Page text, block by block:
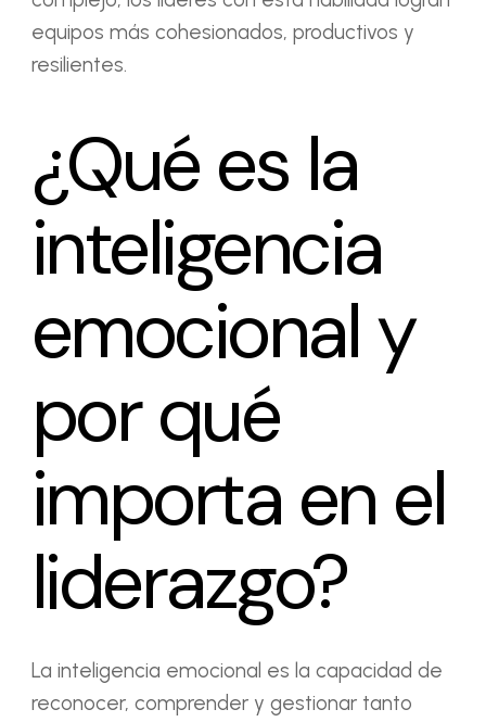
equipos más cohesionados, productivos y
resilientes.
¿Qué es la
inteligencia
emocional y
por qué
importa en el
liderazgo?
La inteligencia emocional es la capacidad de
reconocer, comprender y gestionar tanto